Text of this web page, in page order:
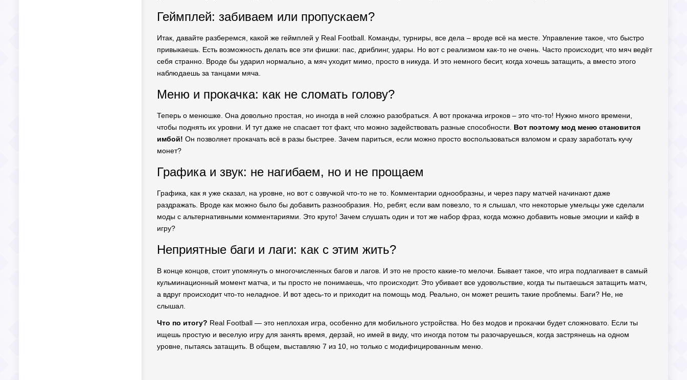
Геймплей: забиваем или пропускаем?
Итак, давайте разберемся, какой же геймплей у Real Football. Команды, турниры, все дела – вроде всё на месте. Управление такое, что быстро
привыкаешь. Есть возможность делать все эти фишки: пас, дриблинг, удары. Но вот с реализмом как-то не очень. Часто происходит, что мяч ведёт
себя странно. Вроде бы ударил нормально, а мяч уходит мимо, просто в никуда. И это немного бесит, когда хочешь затащить, а вместо этого
наблюдаешь за танцами мяча.
Меню и прокачка: как не сломать голову?
Теперь о менюшке. Она довольно простая, но иногда в ней сложно разобраться. А вот прокачка игроков – это что-то! Нужно много времени,
чтобы поднять их уровни. И тут даже не спасает тот факт, что можно задействовать разные способности. Вот поэтому мод меню становится
имбой! Он позволяет прокачать всё в разы быстрее. Зачем париться, если можно просто воспользоваться взломом и сразу заработать кучу
монет?
Графика и звук: не нагибаем, но и не прощаем
Графика, как я уже сказал, на уровне, но вот с озвучкой что-то не то. Комментарии однообразны, и через пару матчей начинают даже
раздражать. Вроде как можно было бы добавить разнообразия. Но, ребят, если вам повезло, то я слышал, что некоторые умельцы уже сделали
моды с альтернативными комментариями. Это круто! Зачем слушать один и тот же набор фраз, когда можно добавить новые эмоции и кайф в
игру?
Неприятные баги и лаги: как с этим жить?
В конце концов, стоит упомянуть о многочисленных багов и лагов. И это не просто какие-то мелочи. Бывает такое, что игра подлагивает в самый
кульминационный момент матча, и ты просто не понимаешь, что происходит. Это убивает все удовольствие, когда ты пытаешься затащить матч,
а вдруг происходит что-то неладное. И вот здесь-то и приходит на помощь мод. Реально, он может решить такие проблемы. Баги? Не, не
слышал.
Что по итогу? Real Football — это неплохая игра, особенно для мобильного устройства. Но без модов и прокачки будет сложновато. Если ты
ищешь простую и веселую игру для занять время, дерзай, но имей в виду, что иногда потом ты разочаруешься, когда застрянешь на одном
уровне, пытаясь затащить. В общем, выставляю 7 из 10, но только с модифицированным меню.